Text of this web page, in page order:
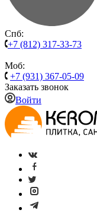
Спб:
+7 (812) 317-33-73
Моб:
+7 (931) 367-05-09
Заказать звонок
Войти